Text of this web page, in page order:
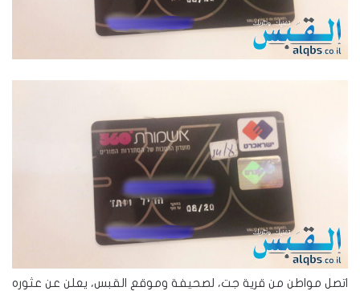
اتصل مواطن من قرية جت، لصحيفة وموقع القبس، يعلن عن عثوره